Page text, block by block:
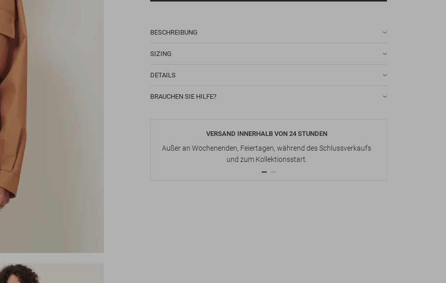
BESCHREIBUNG
SIZING
DETAILS
BRAUCHEN SIE HILFE?
VERSAND INNERHALB VON 24 STUNDEN
Außer an Wochenenden, Feiertagen, während des Schlussverkaufs
und zum Kollektionsstart.